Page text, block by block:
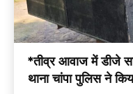
*तीव्र आवाज में डीजे
थाना चांपा पुलिस ने